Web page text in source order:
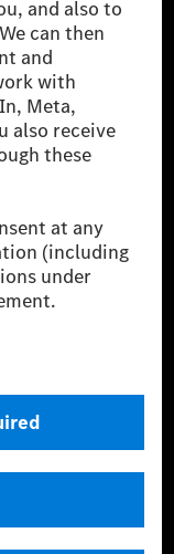
AG) is
are one of
and luxury
AG offers
car rental,
and
innovative
& CPRA)